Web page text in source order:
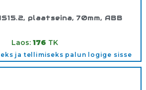
plaatseina, 70mm, ABB
Laos: 176 TK
ja tellimiseks palun logige sisse